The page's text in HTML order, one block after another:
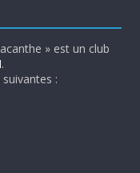
» est un club
.
: